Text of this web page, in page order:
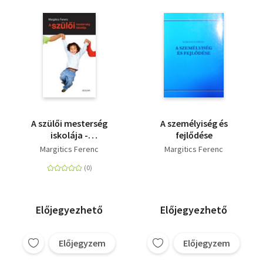
A szülői mesterség
iskolája -
Gyermekismeret és a
pszichológiája
Margitics Ferenc
Előjegyezhető
Előjegyzem
A személyiség és
fejlődése
Margitics Ferenc
Előjegyezhető
Előjegyzem